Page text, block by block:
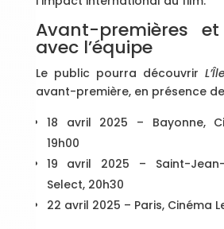
Avant-premières
avec l’équipe
Le public pourra découvrir
avant-première, en présence de
18 avril 2025 – Bayonne,
19h00
19 avril 2025 – Saint-Jean-
Select, 20h30
22 avril 2025 – Paris, Cinéma